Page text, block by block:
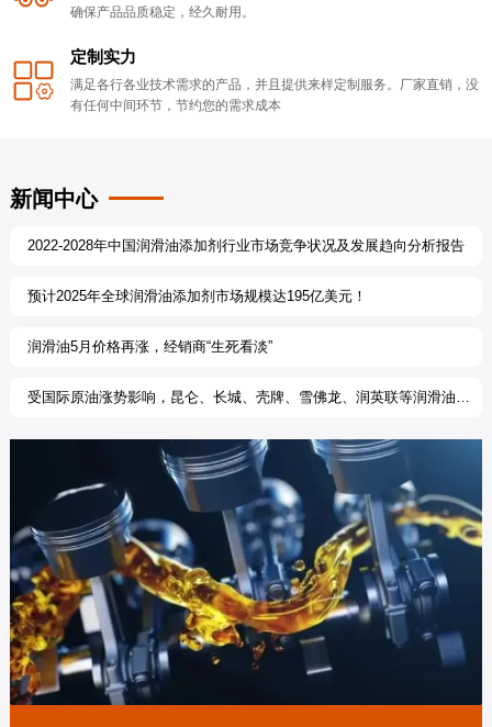
确保产品品质稳定，经久耐用。
定制实力
满足各行各业技术需求的产品，并且提供来样定制服务。厂家直销，没
有任何中间环节，节约您的需求成本
新闻中心
2022-2028年中国润滑油添加剂行业市场竞争状况及发展趋向分析报告
预计2025年全球润滑油添加剂市场规模达195亿美元！
润滑油5月价格再涨，经销商“生死看淡”
受国际原油涨势影响，昆仑、长城、壳牌、雪佛龙、润英联等润滑油企